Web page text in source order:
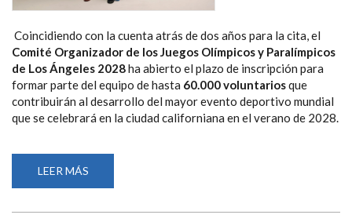
Coincidiendo con la cuenta atrás de dos años para la cita, el
Comité Organizador de los Juegos Olímpicos y Paralímpicos
de Los Ángeles 2028ha abierto el plazo de inscripción para
formar parte del equipo de hasta 60.000 voluntariosque
contribuirán al desarrollo del mayor evento deportivo mundial
que se celebrará en la ciudad californiana en el verano de 2028.
LEER MÁS
ABRE
PROCESO